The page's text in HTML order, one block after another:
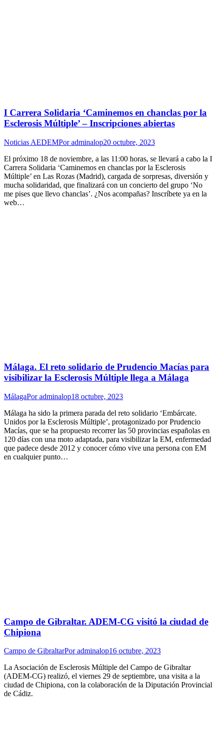
I Carrera Solidaria ‘Caminemos en chanclas por la
Esclerosis Múltiple’ – Inscripciones abiertas
Noticias AEDEMPoradminalop20 octubre, 2023
El próximo 18 de noviembre, a las 11:00 horas, se llevará a cabo la I
Carrera Solidaria ‘Caminemos en chanclas por la Esclerosis
Múltiple’ en Las Rozas (Madrid), cargada de sorpresas, diversión y
mucha solidaridad, que finalizará con un concierto del grupo ‘No
me pises que llevo chanclas’. ¿Nos acompañas? Inscríbete ya en la
web…
Málaga. El reto solidario de Prudencio Macías para
visibilizar la Esclerosis Múltiple llega a Málaga
MálagaPoradminalop18 octubre, 2023
Málaga ha sido la primera parada del reto solidario ‘Embárcate.
Unidos por la Esclerosis Múltiple’, protagonizado por Prudencio
Macías, que se ha propuesto recorrer las 50 provincias españolas en
120 días con una moto adaptada, para visibilizar la EM, enfermedad
que padece desde 2012 y conocer cómo vive una persona con EM
en cualquier punto…
Campo de Gibraltar. ADEM-CG visitó la ciudad de
Chipiona
Campo de GibraltarPoradminalop16 octubre, 2023
La Asociación de Esclerosis Múltiple del Campo de Gibraltar
(ADEM-CG) realizó, el viernes 29 de septiembre, una visita a la
ciudad de Chipiona, con la colaboración de la Diputación Provincial
de Cádiz.